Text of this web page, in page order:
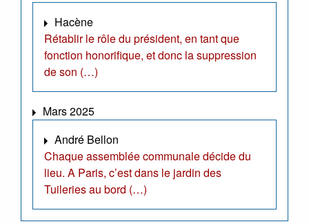
Hacène
Rétablir le rôle du président, en tant que
fonction honorifique, et donc la suppression
de son (…)
Mars 2025
André Bellon
Chaque assemblée communale décide du
lieu. A Paris, c’est dans le jardin des
Tuileries au bord (…)